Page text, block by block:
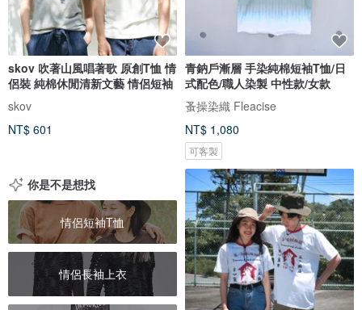
skov 吹著山風唱著歌 原創T恤 情
侶裝 純棉休閒清新文藝 情侶短袖
skov
NT$ 601
青鈉戶漸層 手染純棉短袖T恤/日
式配色/職人染製 中性款/女款
蚤操染織 Fleacise
NT$ 1,080
可客製
你是不是想找
情侶短袖T恤
情侶長袖上衣